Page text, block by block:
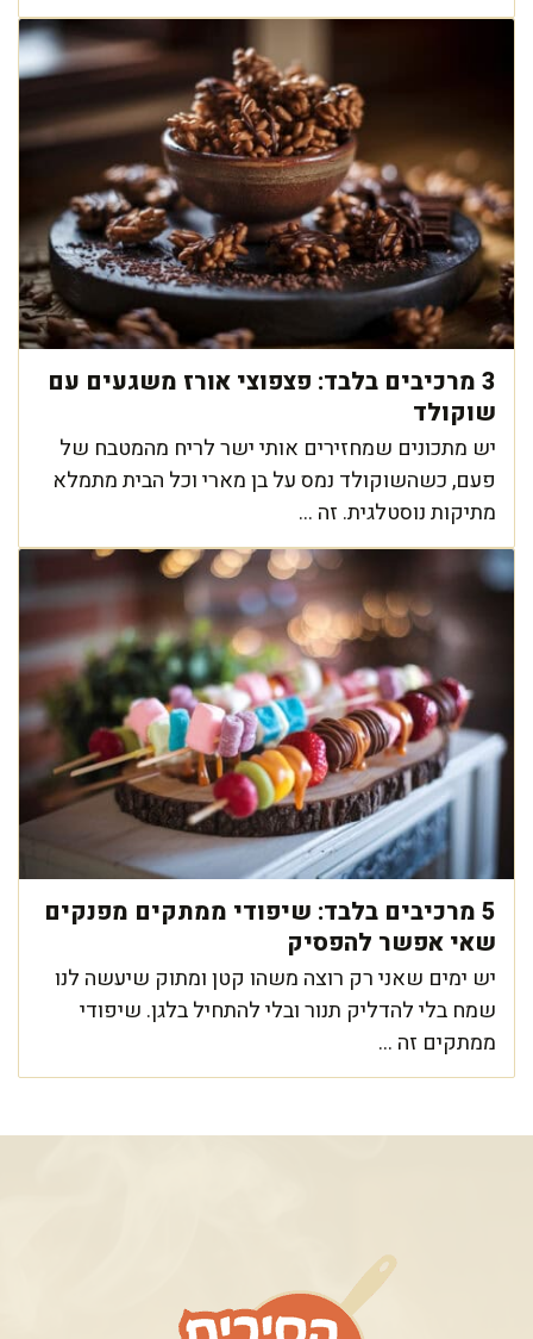
3 מרכיבים בלבד: פצפוצי אורז משגעים עם
שוקולד
יש מתכונים שמחזירים אותי ישר לריח מהמטבח של
פעם, כשהשוקולד נמס על בן מארי וכל הבית מתמלא
מתיקות נוסטלגית. זה ...
5 מרכיבים בלבד: שיפודי ממתקים מפנקים
שאי אפשר להפסיק
יש ימים שאני רק רוצה משהו קטן ומתוק שיעשה לנו
שמח בלי להדליק תנור ובלי להתחיל בלגן. שיפודי
ממתקים זה ...